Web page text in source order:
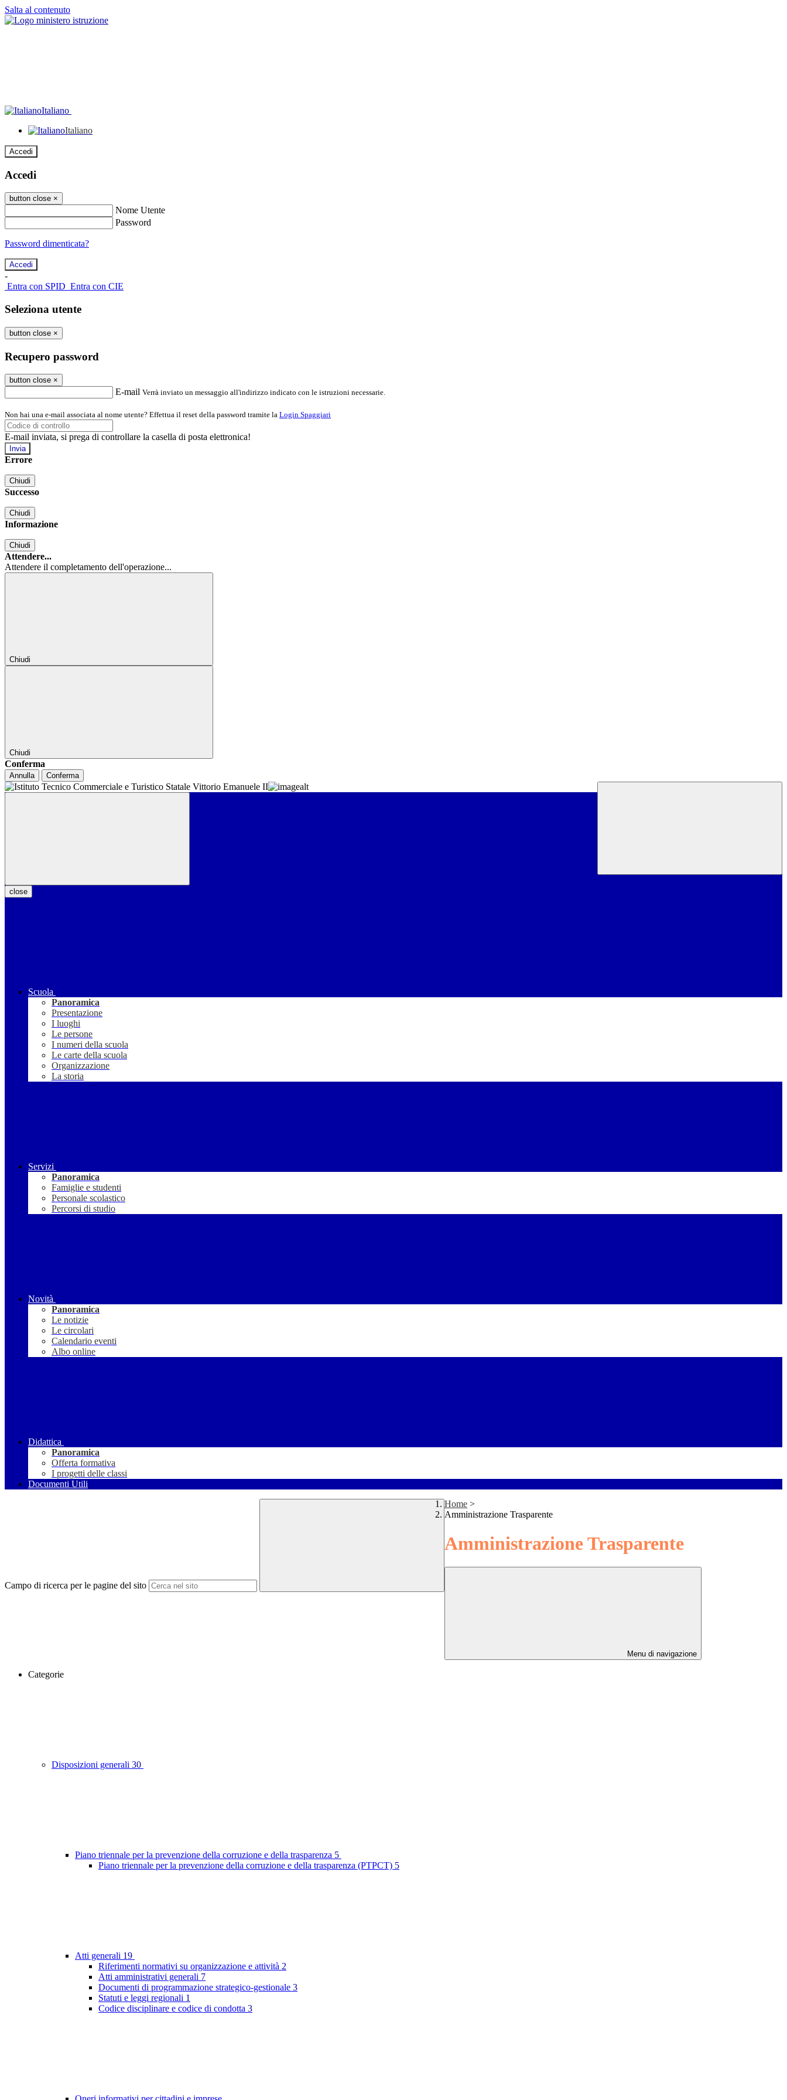
Salta al contenuto
Italiano
Italiano
Accedi
Accedi
button close ×
Nome Utente
Password
Password dimenticata?
-
Entra con SPID Entra con CIE
Seleziona utente
button close ×
Recupero password
button close ×
E-mail Verrà inviato un messaggio all'indirizzo indicato con le istruzioni necessarie.
Non hai una e-mail associata al nome utente? Effettua il reset della password tramite la Login Spaggiari
E-mail inviata, si prega di controllare la casella di posta elettronica!
Errore
Chiudi
Successo
Chiudi
Informazione
Chiudi
Attendere...
Attendere il completamento dell'operazione...
Chiudi
Chiudi
Conferma
Annulla Conferma
close
Scuola
Panoramica
Presentazione
I luoghi
Le persone
I numeri della scuola
Le carte della scuola
Organizzazione
La storia
Servizi
Panoramica
Famiglie e studenti
Personale scolastico
Percorsi di studio
Novità
Panoramica
Le notizie
Le circolari
Calendario eventi
Albo online
Didattica
Panoramica
Offerta formativa
I progetti delle classi
Documenti Utili
Campo di ricerca per le pagine del sito
Home >
Amministrazione Trasparente
Amministrazione Trasparente
Menu di navigazione
Categorie
Disposizioni generali 30
Piano triennale per la prevenzione della corruzione e della trasparenza 5
Piano triennale per la prevenzione della corruzione e della trasparenza (PTPCT) 5
Atti generali 19
Riferimenti normativi su organizzazione e attività 2
Atti amministrativi generali 7
Documenti di programmazione strategico-gestionale 3
Statuti e leggi regionali 1
Codice disciplinare e codice di condotta 3